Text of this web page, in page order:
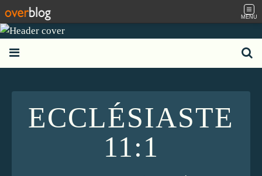
MENU
ECCLÉSIASTE
11:1